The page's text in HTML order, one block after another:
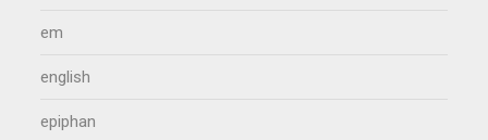
em
english
epiphan